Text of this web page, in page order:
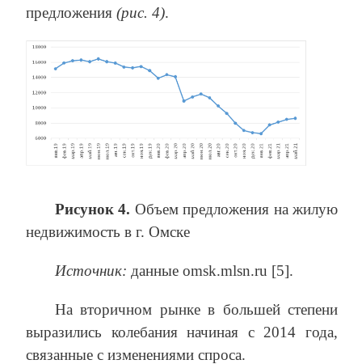
предложения (рис. 4).
Рисунок 4. Объем предложения на жилую
недвижимость в г. Омске
Источник: данные omsk.mlsn.ru [5].
На вторичном рынке в большей степени
выразились колебания начиная с 2014 года,
связанные с изменениями спроса.